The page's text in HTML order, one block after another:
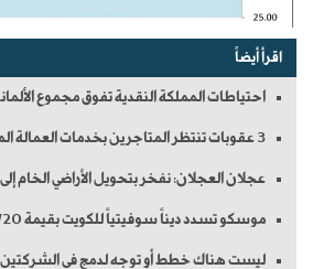
اقرأ أيضاً
احتياطات المملكة النقدية تفوق مجموع
3 عقوبات تنتظر المتاجرين بخدمات العمالة المنزلية ا
عجلان العجلان: نفخر بتحويل الأراضي الخام
موسكو تسدد ديناً سوفيتياً للكويت بقيمة 1.720 مليار
ليست هناك خطط أو توجه لدمج في الشركتين